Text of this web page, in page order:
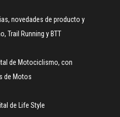
novedades de producto y
Trail Running y BTT
de Motociclismo, con
de Motos
de Life Style